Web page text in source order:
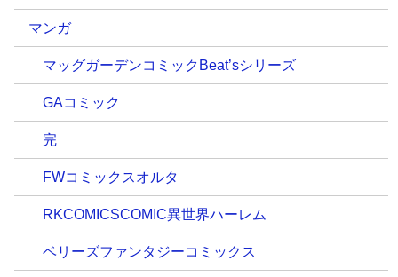
マンガ
マッグガーデンコミックBeat’sシリーズ
GAコミック
完
FWコミックスオルタ
RKCOMICSCOMIC異世界ハーレム
ベリーズファンタジーコミックス